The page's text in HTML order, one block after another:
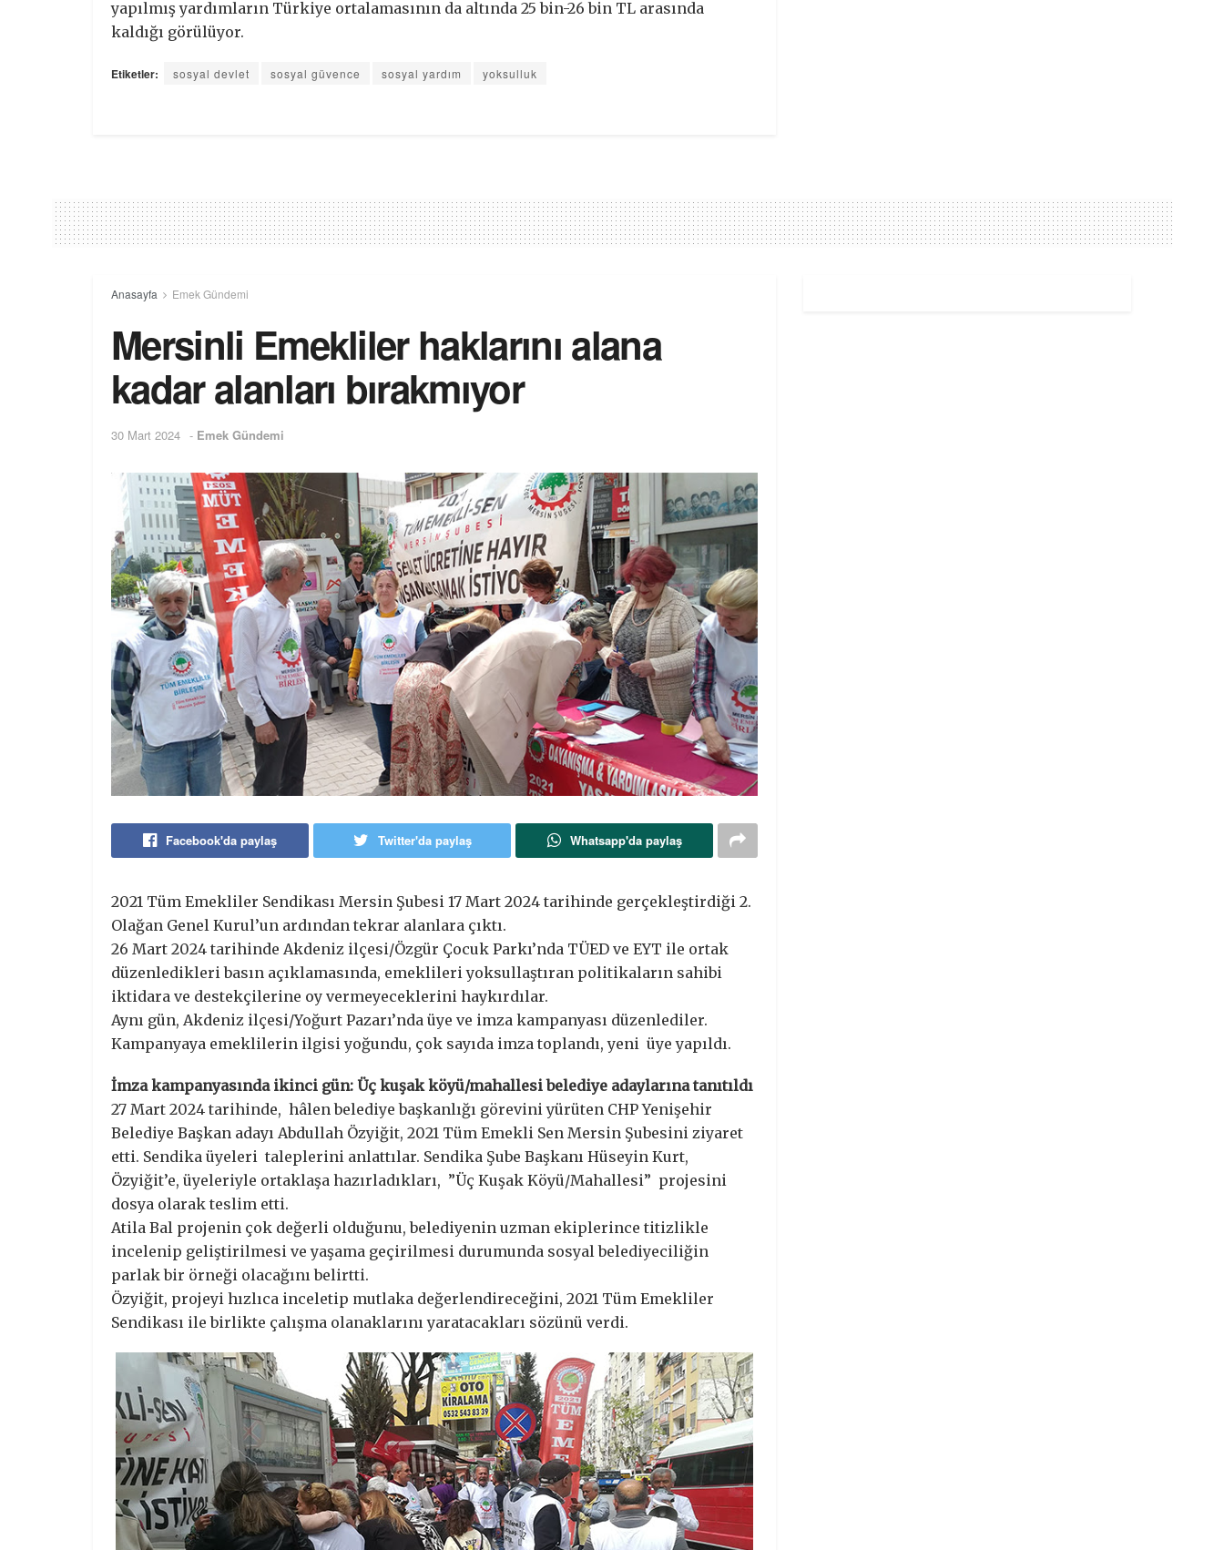
yapılmış yardımların Türkiye ortalamasının da altında 25 bin-26 bin TL arasında
kaldığı görülüyor.
Etiketler: sosyal devlet sosyal güvence sosyal yardım yoksulluk
Anasayfa Emek Gündemi
Mersinli Emekliler haklarını alana
kadar alanları bırakmıyor
30 Mart 2024 - Emek Gündemi
Facebook'da paylaş Twitter'da paylaş Whatsapp'da paylaş
2021 Tüm Emekliler Sendikası Mersin Şubesi 17 Mart 2024 tarihinde gerçekleştirdiği 2.
Olağan Genel Kurul’un ardından tekrar alanlara çıktı.
26 Mart 2024 tarihinde Akdeniz ilçesi/Özgür Çocuk Parkı’nda TÜED ve EYT ile ortak
düzenledikleri basın açıklamasında, emeklileri yoksullaştıran politikaların sahibi
iktidara ve destekçilerine oy vermeyeceklerini haykırdılar.
Aynı gün, Akdeniz ilçesi/Yoğurt Pazarı’nda üye ve imza kampanyası düzenlediler.
Kampanyaya emeklilerin ilgisi yoğundu, çok sayıda imza toplandı, yeni üye yapıldı.
İmza kampanyasında ikinci gün: Üç kuşak köyü/mahallesi belediye adaylarına tanıtıldı
27 Mart 2024 tarihinde, hâlen belediye başkanlığı görevini yürüten CHP Yenişehir
Belediye Başkan adayı Abdullah Özyiğit, 2021 Tüm Emekli Sen Mersin Şubesini ziyaret
etti. Sendika üyeleri taleplerini anlattılar. Sendika Şube Başkanı Hüseyin Kurt,
Özyiğit’e, üyeleriyle ortaklaşa hazırladıkları, ”Üç Kuşak Köyü/Mahallesi” projesini
dosya olarak teslim etti.
Atila Bal projenin çok değerli olduğunu, belediyenin uzman ekiplerince titizlikle
incelenip geliştirilmesi ve yaşama geçirilmesi durumunda sosyal belediyeciliğin
parlak bir örneği olacağını belirtti.
Özyiğit, projeyi hızlıca inceletip mutlaka değerlendireceğini, 2021 Tüm Emekliler
Sendikası ile birlikte çalışma olanaklarını yaratacakları sözünü verdi.